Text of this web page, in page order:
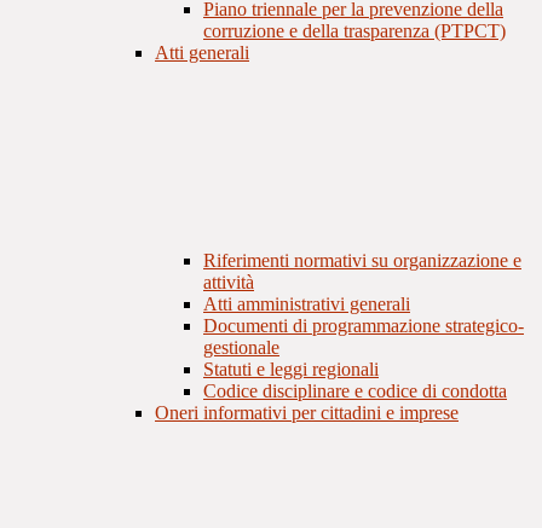
Piano triennale per la prevenzione della
corruzione e della trasparenza (PTPCT)
Atti generali
Riferimenti normativi su organizzazione e
attività
Atti amministrativi generali
Documenti di programmazione strategico-
gestionale
Statuti e leggi regionali
Codice disciplinare e codice di condotta
Oneri informativi per cittadini e imprese